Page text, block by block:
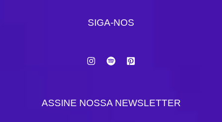
SIGA-NOS
ASSINE NOSSA NEWSLETTER